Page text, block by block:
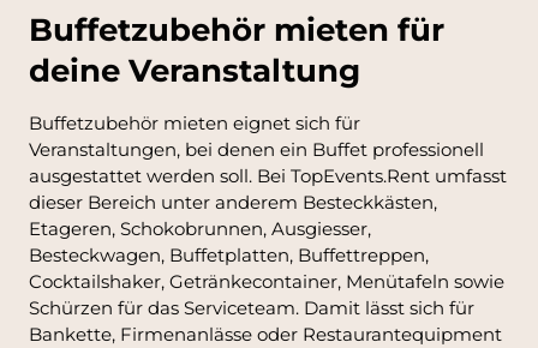
Buffetzubehör mieten für
deine Veranstaltung
Buffetzubehör mieten eignet sich für
Veranstaltungen, bei denen ein Buffet professionell
ausgestattet werden soll. Bei TopEvents.Rent umfasst
dieser Bereich unter anderem Besteckkästen,
Etageren, Schokobrunnen, Ausgiesser,
Besteckwagen, Buffetplatten, Buffettreppen,
Cocktailshaker, Getränkecontainer, Menütafeln sowie
Schürzen für das Serviceteam. Damit lässt sich für
Bankette, Firmenanlässe oder Restaurantequipment